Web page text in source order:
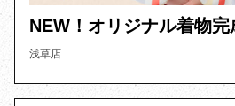
NEW！オリジナル着物
浅草店